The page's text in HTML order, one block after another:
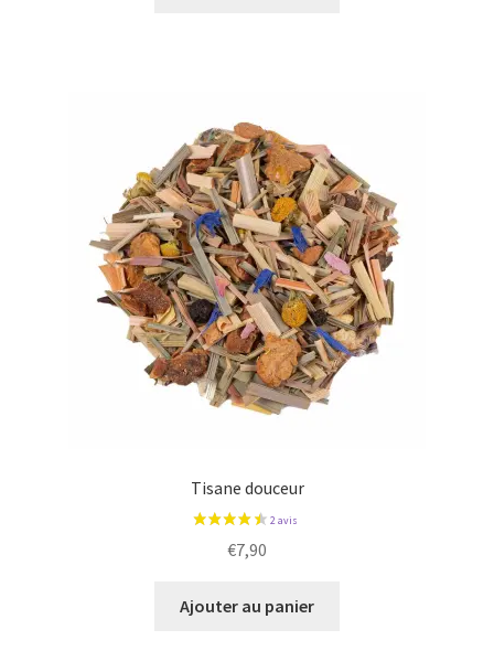
Tisane douceur
€7,90
Ajouter au panier